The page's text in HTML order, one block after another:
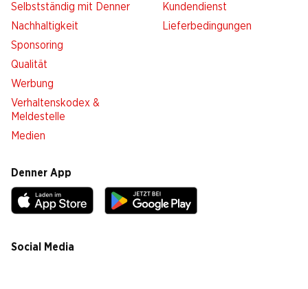
Selbstständig mit Denner
Nachhaltigkeit
Sponsoring
Qualität
Werbung
Verhaltenskodex &
Meldestelle
Medien
Kundendienst
Lieferbedingungen
Denner App
Social Media